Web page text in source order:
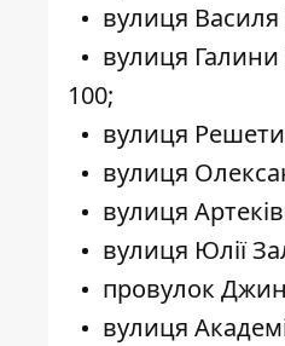
вулиця Василя
вулиця Галини
100;
вулиця
вулиця
вулиця
вулиця Юлії
провулок
вулиця